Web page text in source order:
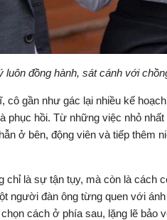
đồng hành, sát cánh với
cô gần như gác lại nhiều kế
phục hồi. Từ những việc nhỏ
ở bên, động viên và tiếp thêm
chỉ là sự tận tụy, mà còn là cách
người đàn ông từng quen với
cách ở phía sau, lặng lẽ bảo